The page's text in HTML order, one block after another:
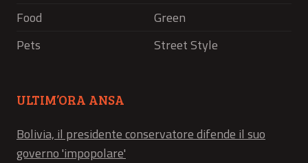
Food
Green
Pets
Street Style
ULTIM’ORA ANSA
Bolivia, il presidente conservatore difende il suo
governo 'impopolare'